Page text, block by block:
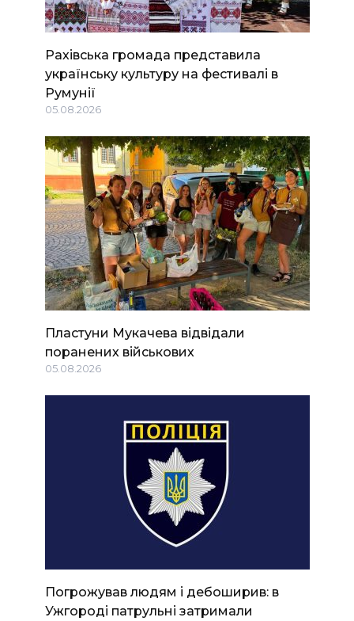
Рахівська громада представила
українську культуру на фестивалі в
Румунії
05.08.2026
Пластуни Мукачева відвідали
поранених військових
05.08.2026
Погрожував людям і дебоширив: в
Ужгороді патрульні затримали